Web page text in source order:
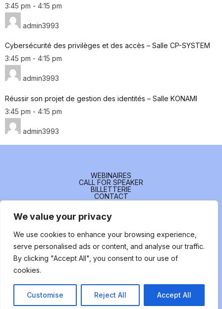
We value your privacy
We use cookies to enhance your browsing experience,
serve personalised ads or content, and analyse our traffic.
By clicking "Accept All", you consent to our use of
cookies.
Customise Reject All Accept All
3:45 pm - 4:15 pm
admin3993
Cybersécurité des privilèges et des accès – Salle CP-SYSTEM
3:45 pm - 4:15 pm
admin3993
Réussir son projet de gestion des identités – Salle KONAMI
3:45 pm - 4:15 pm
admin3993
WEBINAIRES
CALL FOR SPEAKER
BILLETTERIE
CONTACT
FOLLOW US
© Identity Days – 2026